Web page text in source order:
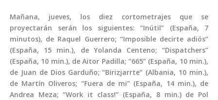
Mañana, jueves, los diez cortometrajes que se
proyectarán serán los siguientes: “Inútil” (España, 7
minutos), de Raquel Guerrero; “Imposible decirte adiós”
(España, 15 min.), de Yolanda Centeno; “Dispatchers”
(España, 10 min.), de Aitor Padilla; “665” (España, 10 min.),
de Juan de Dios Garduño; “Birizjarrte” (Albania, 10 min.),
de Martín Oliveros; “Fuera de mi” (España, 14 min.), de
Andrea Meza; “Work it class!” (España, 8 min.) de Pol